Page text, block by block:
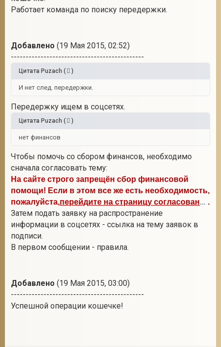
Работает команда по поиску передержки.
Добавлено (19 Мая 2015, 02:52)
---------------------------------------------
Цитата Puzach ( )
И нет след. передержки.
Передержку ищем в соцсетях.
Цитата Puzach ( )
нет финансов
Чтобы помочь со сбором финансов, необходимо
сначала согласовать тему:
На сайте строго запрещён сбор финансовой
помощи! Если в этом все же есть необходимость,
пожалуйста,
перейдите на страницу согласования тем .
Затем подать заявку на распространение
информации в соцсетях - ссылка на тему заявок в
подписи.
В первом сообщении - правила.
Добавлено (19 Мая 2015, 03:00)
---------------------------------------------
Успешной операции кошечке!